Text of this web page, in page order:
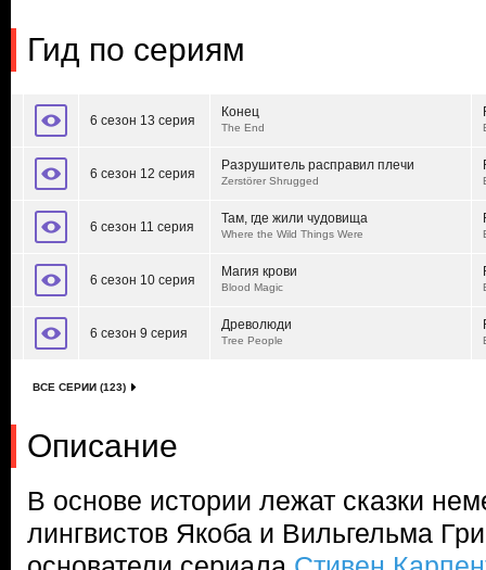
Гид по сериям
6 сезон 13 серия
Конец
The End
6 сезон 12 серия
Разрушитель расправил плечи
Zerstörer Shrugged
6 сезон 11 серия
Там, где жили чудовища
Where the Wild Things Were
6 сезон 10 серия
Магия крови
Blood Magic
6 сезон 9 серия
Древолюди
Tree People
ВСЕ СЕРИИ (123)
Описание
В основе истории лежат сказки
лингвистов Якоба и Вильгельма